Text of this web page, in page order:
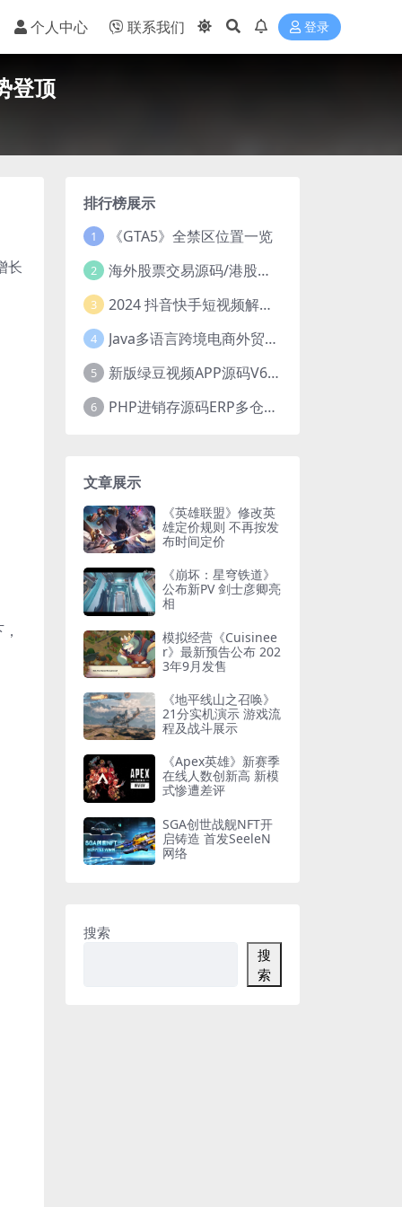
个人中心 联系我们 登录
登顶
长
排行榜展示
1 《GTA5》全禁区位置一览
2 海外股票交易源码/港股泰股/美股源码/印度股源码/马拉西亚股票源码/国际股票配资
3 2024 抖音快手短视频解析去水印php源码
4 Java多语言跨境电商外贸商城TikToKshop内嵌商城I商家入驻I一键铺
5 新版绿豆视频APP源码V6.6 免授权插件版
6 PHP进销存源码ERP多仓库管理系统 手机版进销存 php网络版进销存小程序
文章展示
《英雄联盟》修改英
雄定价规则 不再按发
布时间定价
《崩坏：星穹铁道》
公布新PV 剑士彦卿亮
相
模拟经营《Cuisinee
r》最新预告公布 202
3年9月发售
《地平线山之召唤》
21分实机演示 游戏流
程及战斗展示
《Apex英雄》新赛季
在线人数创新高 新模
式惨遭差评
SGA创世战舰NFT开
启铸造 首发SeeleN
网络
搜索
搜
索